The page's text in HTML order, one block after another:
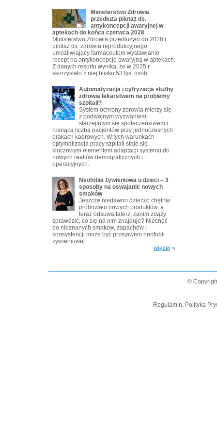
Ministerstwo Zdrowia
przedłuża pilotaż ds.
antykoncepcji awaryjnej w
aptekach do końca czerwca 2028
Ministerstwo Zdrowia przedłużyło do 2028 r.
pilotaż ds. zdrowia reprodukcyjnego
umożliwiający farmaceutom wystawianie
recept na antykoncepcję awaryjną w aptekach.
Z danych resortu wynika, że w 2025 r.
skorzystało z niej blisko 53 tys. osób.
Automatyzacja i cyfryzacja służby
zdrowia lekarstwem na problemy
szpitali?
System ochrony zdrowia mierzy się
z podwójnym wyzwaniem:
starzejącym się społeczeństwem i
rosnącą liczbą pacjentów przy jednoczesnych
brakach kadrowych. W tych warunkach
optymalizacja pracy szpitali staje się
kluczowym elementem adaptacji systemu do
nowych realiów demograficznych i
operacyjnych.
Neofobia żywieniowa u dzieci – 3
sposoby na oswajanie nowych
smaków
Jeszcze niedawno dziecko chętnie
próbowało nowych produktów, a
teraz odsuwa talerz, zanim zdąży
sprawdzić, co się na nim znajduje? Niechęć
do nieznanych smaków, zapachów i
konsystencji może być przejawem neofobii
żywieniowej.
więcej »
©
Regulamin, Polityka